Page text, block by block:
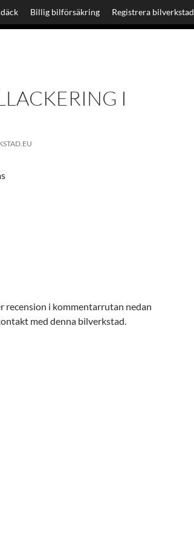
Billig bilförsäkring Registrera bilverkstad
I
recension i kommentarrutan nedan
med denna bilverkstad.